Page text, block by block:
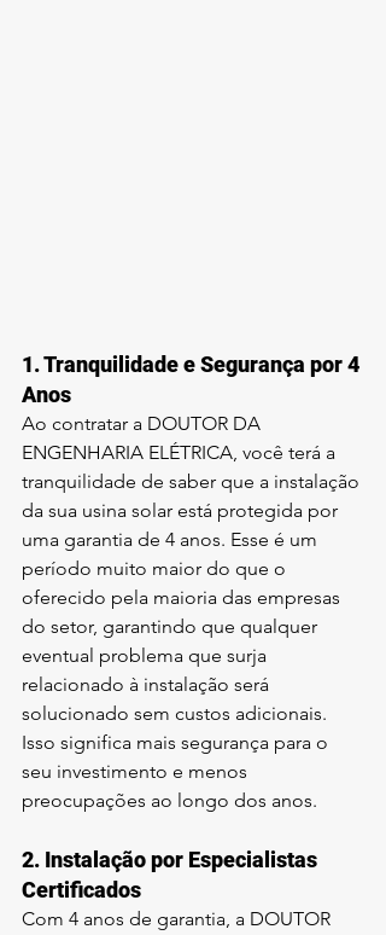
1. Tranquilidade e Segurança por 4
Anos
Ao contratar a DOUTOR DA
ENGENHARIA ELÉTRICA, você terá a
tranquilidade de saber que a instalação
da sua usina solar está protegida por
uma garantia de 4 anos. Esse é um
período muito maior do que o
oferecido pela maioria das empresas
do setor, garantindo que qualquer
eventual problema que surja
relacionado à instalação será
solucionado sem custos adicionais.
Isso significa mais segurança para o
seu investimento e menos
preocupações ao longo dos anos.
2. Instalação por Especialistas
Certificados
Com 4 anos de garantia, a DOUTOR